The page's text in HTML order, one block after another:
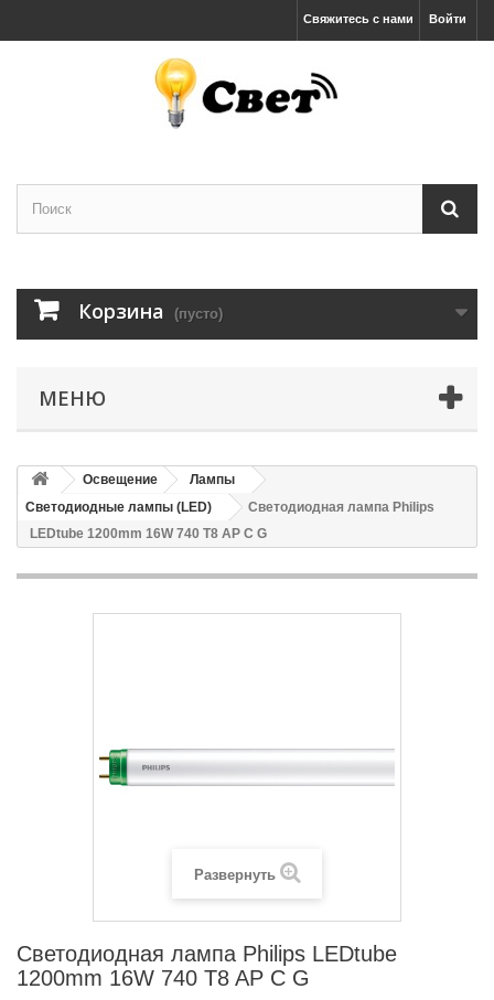
Войти
Свяжитесь с нами
Корзина (пусто)
МЕНЮ
Освещение
Лампы
Светодиодные лампы (LED)
Светодиодная лампа Philips
LEDtube 1200mm 16W 740 T8 AP C G
Развернуть
Светодиодная лампа Philips LEDtube
1200mm 16W 740 T8 AP C G